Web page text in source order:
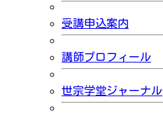
受講申込案内
講師プロフィール
世宗学堂ジャーナル